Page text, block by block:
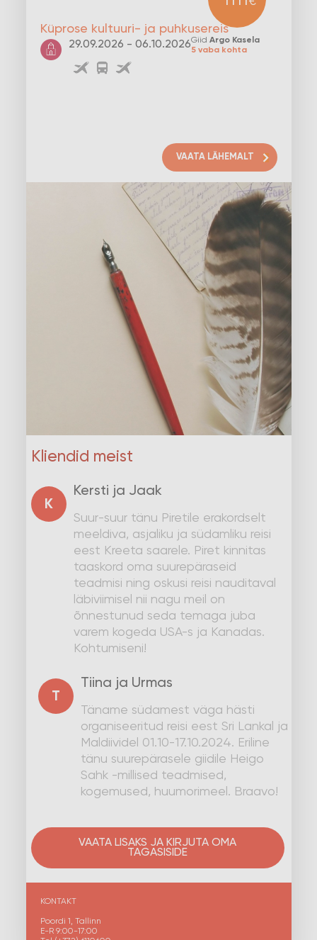
Küprose kultuuri- ja puhkusereis
29.09.2026 - 06.10.2026Giid Argo Kasela
5 vaba kohta
VAATA LÄHEMALT
Kliendid meist
K
Kersti ja Jaak
Suur-suur tänu Piretile erakordselt
meeldiva, asjaliku ja südamliku reisi
eest Kreeta saarele. Piret kinnitas
taaskord oma suurepäraseid
teadmisi ning oskusi reisi nauditaval
läbiviimisel nii nagu meil on
õnnestunud seda temaga juba
varem kogeda USA-s ja Kanadas.
Kohtumiseni!
T
Tiina ja Urmas
Täname südamest väga hästi
organiseeritud reisi eest Sri Lankal ja
Maldiividel 01.10-17.10.2024. Eriline
tänu suurepärasele giidile Heigo
Sahk -millised teadmised,
kogemused, huumorimeel. Braavo!
VAATA LISAKS JA KIRJUTA OMA
TAGASISIDE
KONTAKT
Poordi 1, Tallinn
E-R 9:00-17:00